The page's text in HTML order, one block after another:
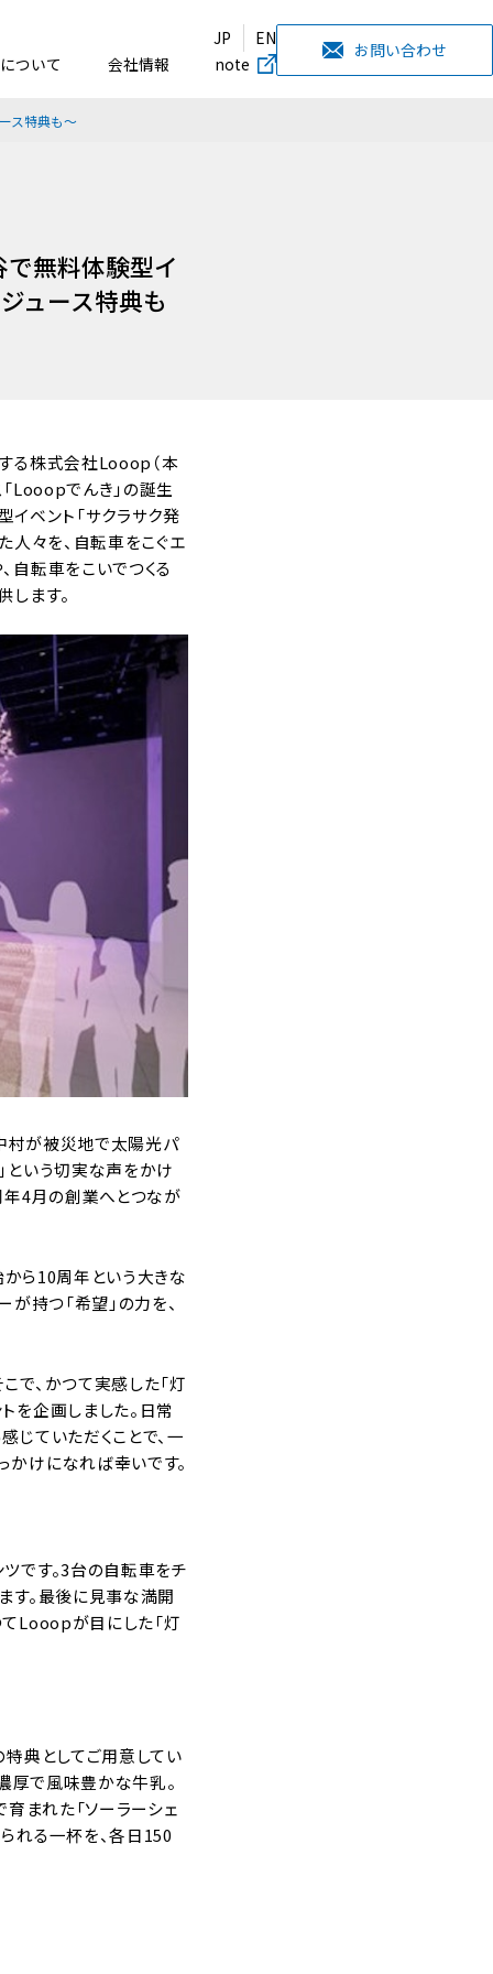
JP
EN
ついて 会社情報 note
お問い合わせ
ス特典も～
無料体験型イ
ュース特典も
る株式会社Looop（本
Looopでんき」の誕生
イベント「サクラサク発
人々を、自転車をこぐエ
自転車をこいでつくる
ます。
村が被災地で太陽光パ
という切実な声をかけ
年4月の創業へとつなが
ら10周年という大きな
持つ「希望」の力を、
で、かつて実感した「灯
を企画しました。日常
じていただくことで、一
かけになれば幸いです。
です。3台の自転車をチ
す。最後に見事な満開
Looopが目にした「灯
特典としてご用意してい
厚で風味豊かな牛乳。
まれた「ソーラーシェ
れる一杯を、各日150